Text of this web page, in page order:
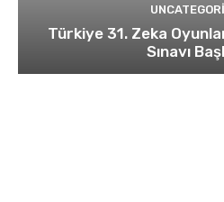
Türkiye 31. Zeka
Sınavı